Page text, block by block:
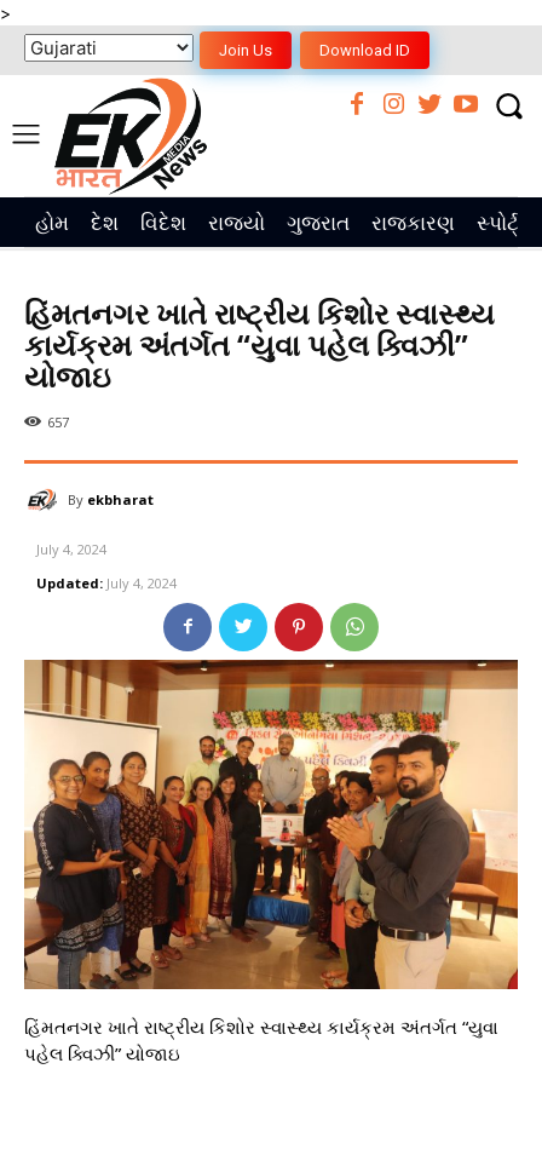
>
Join Us Download ID
હોમ દેશ વિદેશ રાજ્યો ગુજરાત રાજકારણ સ્પોર્ટ્સ
હિંમતનગર ખાતે રાષ્ટ્રીય કિશોર સ્વાસ્થ્ય
કાર્યક્રમ અંતર્ગત “યુવા પહેલ ક્વિઝી”
યોજાઇ
657
By ekbharat
July 4, 2024
Updated: July 4, 2024
હિંમતનગર ખાતે રાષ્ટ્રીય કિશોર સ્વાસ્થ્ય કાર્યક્રમ અંતર્ગત “યુવા
પહેલ ક્વિઝી” યોજાઇ